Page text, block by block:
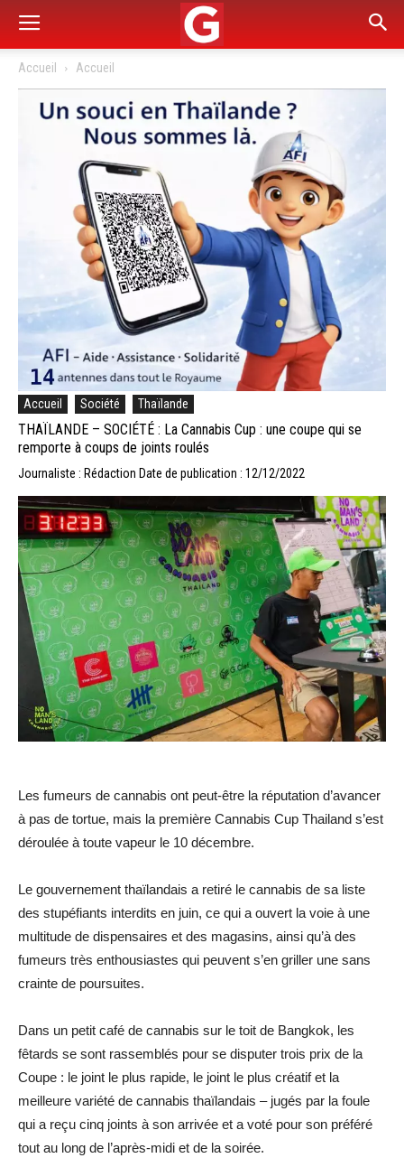
Accueil Accueil
Accueil Société Thaïlande
THAÏLANDE – SOCIÉTÉ : La Cannabis Cup : une coupe qui se
remporte à coups de joints roulés
Journaliste : Rédaction Date de publication : 12/12/2022
Les fumeurs de cannabis ont peut-être la réputation d’avancer
à pas de tortue, mais la première Cannabis Cup Thailand s’est
déroulée à toute vapeur le 10 décembre.
Le gouvernement thaïlandais a retiré le cannabis de sa liste
des stupéfiants interdits en juin, ce qui a ouvert la voie à une
multitude de dispensaires et des magasins, ainsi qu’à des
fumeurs très enthousiastes qui peuvent s’en griller une sans
crainte de poursuites.
Dans un petit café de cannabis sur le toit de Bangkok, les
fêtards se sont rassemblés pour se disputer trois prix de la
Coupe : le joint le plus rapide, le joint le plus créatif et la
meilleure variété de cannabis thaïlandais – jugés par la foule
qui a reçu cinq joints à son arrivée et a voté pour son préféré
tout au long de l’après-midi et de la soirée.